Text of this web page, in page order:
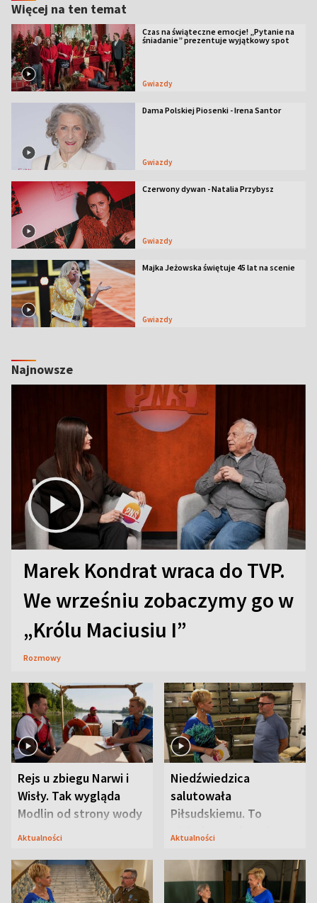
Więcej na ten temat
Czas na świąteczne emocje! „Pytanie na
śniadanie” prezentuje wyjątkowy spot
Gwiazdy
Dama Polskiej Piosenki - Irena Santor
Gwiazdy
Czerwony dywan - Natalia Przybysz
Gwiazdy
Majka Jeżowska świętuje 45 lat na scenie
Gwiazdy
Najnowsze
Marek Kondrat wraca do TVP.
We wrześniu zobaczymy go w
„Królu Maciusiu I”
Rozmowy
Rejs u zbiegu Narwi i
Wisły. Tak wygląda
Modlin od strony wody
Aktualności
Niedźwiedzica
salutowała
Piłsudskiemu. To
niejedyna tajemnica
Aktualności